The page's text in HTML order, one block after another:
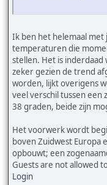
Ik ben het helemaal met
temperaturen die
stellen. Het is
zeker gezien de trend
worden, lijkt overigens
veel verschil tussen een
38 graden, beide zijn
Het voorwerk wordt
boven Zuidwest Europa
opbouwt; een
Guests are not allowed
Login